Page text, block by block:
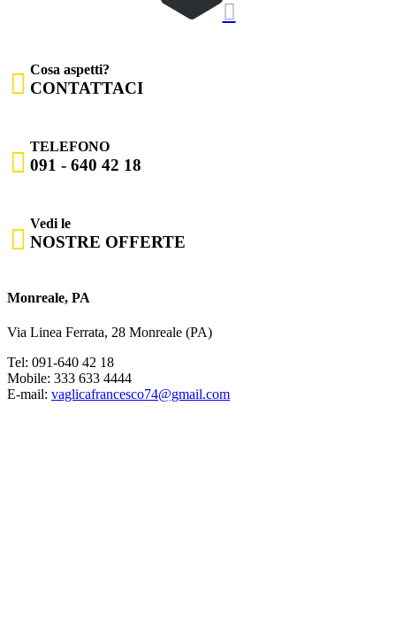

 Cosa aspetti?
CONTATTACI

TELEFONO
091 - 640 42 18

Vedi le
NOSTRE OFFERTE
Monreale, PA
Via Linea Ferrata, 28 Monreale (PA)
Tel: 091-640 42 18
Mobile: 333 633 4444
E-mail: vaglicafrancesco74@gmail.com